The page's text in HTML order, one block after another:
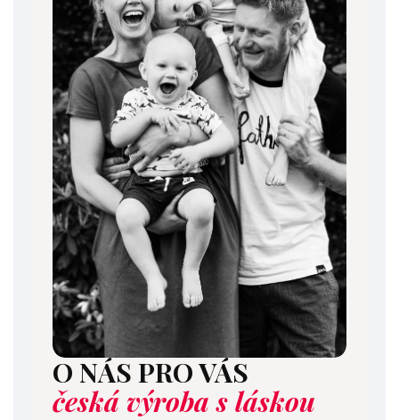
O NÁS PRO VÁS
česká výroba s láskou